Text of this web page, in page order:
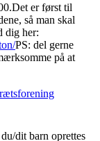
Det er først til
så man skal
dig her:
PS: del gerne
på at
dit barn oprettes